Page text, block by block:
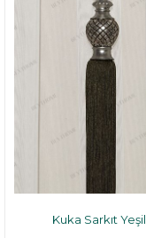
Kuka Sarkıt Yeşil